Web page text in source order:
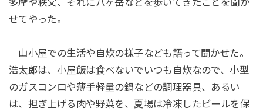
多摩や秩父、それに八ヶ岳などを歩いてきたことを聞か
せてやった。
山小屋での生活や自炊の様子なども語って聞かせた。
浩太郎は、小屋飯は食べないでいつも自炊なので、小型
のガスコンロや薄手軽量の鍋などの調理器具、あるい
は、担ぎ上げる肉や野菜を、夏場は冷凍したビールを保